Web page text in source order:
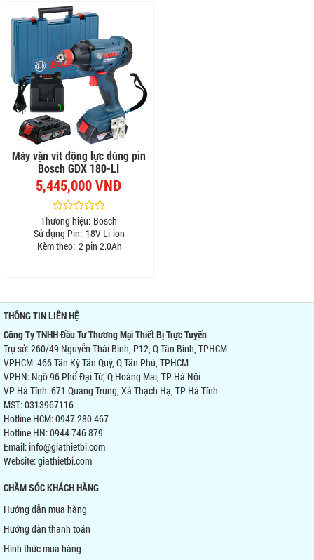
Máy vặn vít động lực dùng pin
Bosch GDX 180-LI
5,445,000 VNĐ
Thương hiệu: Bosch
Sử dụng Pin: 18V Li-ion
Kèm theo: 2 pin 2.0Ah
THÔNG TIN LIÊN HỆ
Công Ty TNHH Đầu Tư Thương Mại Thiết Bị Trực Tuyến
Trụ sở: 260/49 Nguyễn Thái Bình, P12, Q Tân Bình, TPHCM
VPHCM: 466 Tân Kỳ Tân Quý, Q Tân Phú, TPHCM
VPHN: Ngõ 96 Phố Đại Từ, Q Hoàng Mai, TP Hà Nội
VP Hà Tĩnh: 671 Quang Trung, Xã Thạch Hạ, TP Hà Tĩnh
MST: 0313967116
Hotline HCM: 0947 280 467
Hotline HN: 0944 746 879
Email: info@giathietbi.com
Website:giathietbi.com
CHĂM SÓC KHÁCH HÀNG
Hướng dẫn mua hàng
Hướng dẫn thanh toán
Hình thức mua hàng